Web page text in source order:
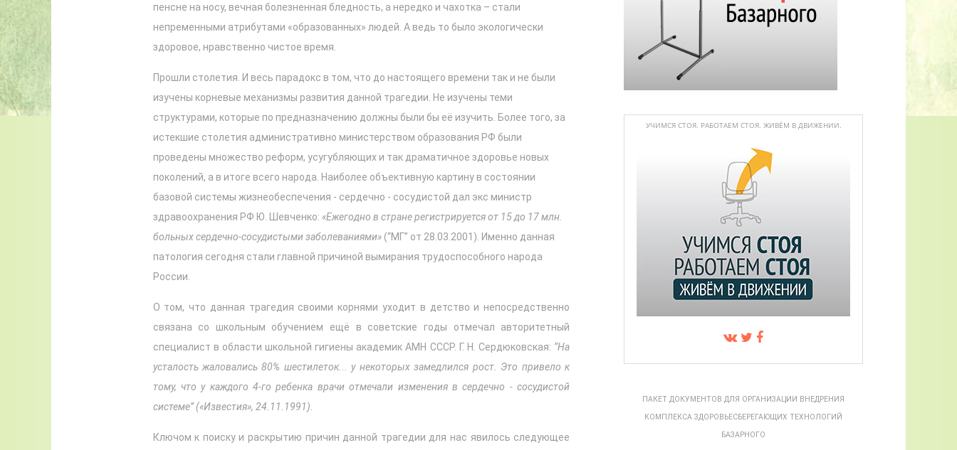
пенсне на носу, вечная болезненная бледность, а нередко и чахотка – стали
непременными атрибутами «образованных» людей. А ведь то было экологически
здоровое, нравственно чистое время.
Прошли столетия. И весь парадокс в том, что до настоящего времени так и не были
изучены корневые механизмы развития данной трагедии. Не изучены теми
структурами, которые по предназначению должны были бы её изучить. Более того, за
истекшие столетия административно министерством образования РФ были
проведены множество реформ, усугубляющих и так драматичное здоровье новых
поколений, а в итоге всего народа. Наиболее объективную картину в состоянии
базовой системы жизнеобеспечения - сердечно - сосудистой дал экс министр
здравоохранения РФ Ю. Шевченко: «Ежегодно в стране регистрируется от 15 до 17 млн.
больных сердечно-сосудистыми заболеваниями» (“МГ” от 28.03.2001). Именно данная
патология сегодня стали главной причиной вымирания трудоспособного народа
России.
О том, что данная трагедия своими корнями уходит в детство и непосредственно
связана со школьным обучением ещё в советские годы отмечал авторитетный
специалист в области школьной гигиены академик АМН СССР. Г. Н. Сердюковская: “На
усталость жаловались 80% шестилеток... у некоторых замедлился рост. Это привело к
тому, что у каждого 4-го ребенка врачи отмечали изменения в сердечно - сосудистой
системе” («Известия», 24.11.1991).
Ключом к поиску и раскрытию причин данной трагедии для нас явилось следующее
УЧИМСЯ СТОЯ. РАБОТАЕМ СТОЯ. ЖИВЁМ В ДВИЖЕНИИ.
ПАКЕТ ДОКУМЕНТОВ ДЛЯ ОРГАНИЗАЦИИ ВНЕДРЕНИЯ
КОМПЛЕКСА ЗДОРОВЬЕСБЕРЕГАЮЩИХ ТЕХНОЛОГИЙ
БАЗАРНОГО